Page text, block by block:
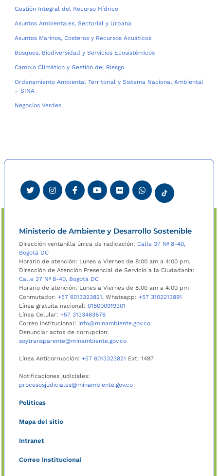
Gestión Integral del Recurso Hídrico
Asuntos Ambientales, Sectorial y Urbana
Asuntos Marinos, Costeros y Recursos Acuáticos
Bosques, Biodiversidad y Servicios Ecosistémicos
Cambio Climático y Gestión del Riesgo
Ordenamiento Ambiental Territorial y Sistema Nacional Ambiental
– SINA
Negocios Verdes
Ministerio de Ambiente y Desarrollo Sostenible
Dirección ventanilla única de radicación: Calle 37 Nº 8-40,
Bogotá DC
Horario de atención: Lunes a Viernes de 8:00 am a 4:00 pm.
Dirección de Atención Presencial de Servicio a la Ciudadanía:
Calle 37 Nº 8-40, Bogotá DC
Horario de atención: Lunes a Viernes de 8:00 am a 4:00 pm
Conmutador: +57 6013323821, Whatsapp: +57 3102213891
Línea gratuita nacional: 018000919301
Línea Celular: +57 3133463676
Correo institucional: info@minambiente.gov.co
Denunciar actos de corrupción:
soytransparente@minambiente.gov.co
Línea Anticorrupción: +57 6013323821 Ext: 1497
Notificaciones judiciales:
procesosjudiciales@minambiente.gov.co
Políticas
Mapa del sitio
Intranet
Correo Institucional